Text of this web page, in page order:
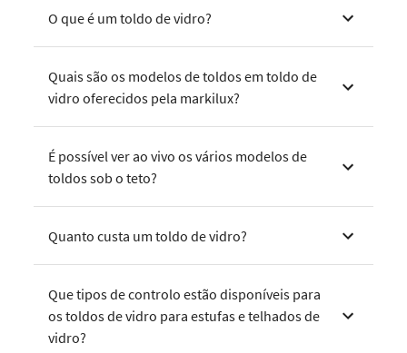
O que é um toldo de vidro?
Quais são os modelos de toldos em toldo de
vidro oferecidos pela markilux?
É possível ver ao vivo os vários modelos de
toldos sob o teto?
Quanto custa um toldo de vidro?
Que tipos de controlo estão disponíveis para
os toldos de vidro para estufas e telhados de
vidro?